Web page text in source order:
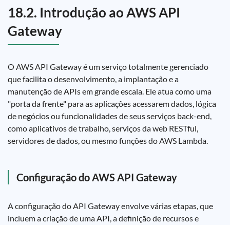
18.2. Introdução ao AWS API
Gateway
O AWS API Gateway é um serviço totalmente gerenciado
que facilita o desenvolvimento, a implantação e a
manutenção de APIs em grande escala. Ele atua como uma
"porta da frente" para as aplicações acessarem dados, lógica
de negócios ou funcionalidades de seus serviços back-end,
como aplicativos de trabalho, serviços da web RESTful,
servidores de dados, ou mesmo funções do AWS Lambda.
Configuração do AWS API Gateway
A configuração do API Gateway envolve várias etapas, que
incluem a criação de uma API, a definição de recursos e